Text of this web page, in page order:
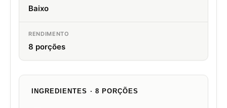
Baixo
RENDIMENTO
8 porções
INGREDIENTES · 8 PORÇÕES